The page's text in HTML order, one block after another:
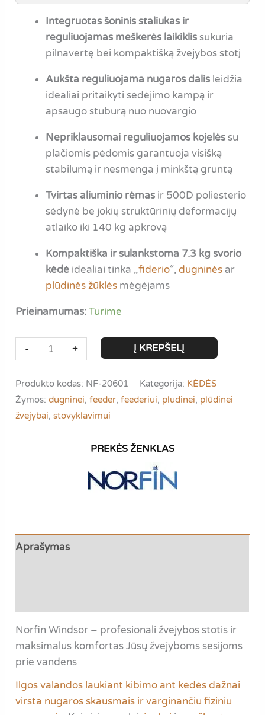
Integruotas šoninis staliukas ir
reguliuojamas meškerės laikiklis sukuria
pilnavertę bei kompaktišką žvejybos stotį
Aukšta reguliuojama nugaros dalis leidžia
idealiai pritaikyti sėdėjimo kampą ir
apsaugo stuburą nuo nuovargio
Nepriklausomai reguliuojamos kojelės su
plačiomis pėdomis garantuoja visišką
stabilumą ir nesmenga į minkštą gruntą
Tvirtas aliuminio rėmas ir 500D poliesterio
sėdynė be jokių struktūrinių deformacijų
atlaiko iki 140 kg apkrovą
Kompaktiška ir sulankstoma 7.3 kg svorio
kėdė idealiai tinka „fiderio“,dugninės ar
plūdinės žūklės mėgėjams
Prieinamumas:Turime
-
produkto
kiekis:
Windsor
SU
140KG
+ Į KREPŠELĮ
Produkto kodas: NF-20601 Kategorija: KĖDĖS
Žymos:dugninei,feeder,feederiui, pludinei, plūdinei
žvejybai,stovyklavimui
Aprašymas
Norfin Windsor – profesionali žvejybos stotis ir
maksimalus komfortas Jūsų žvejyboms sesijoms
prie vandens
Ilgos valandos laukiant kibimo ant kėdės dažnai
virsta nugaros skausmais ir varginančiu fiziniu